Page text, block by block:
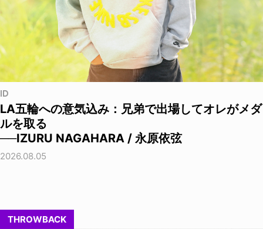
ID
LA五輪への意気込み：兄弟で出場してオレがメダ
ルを取る
──IZURU NAGAHARA / 永原依弦
2026.08.05
THROWBACK